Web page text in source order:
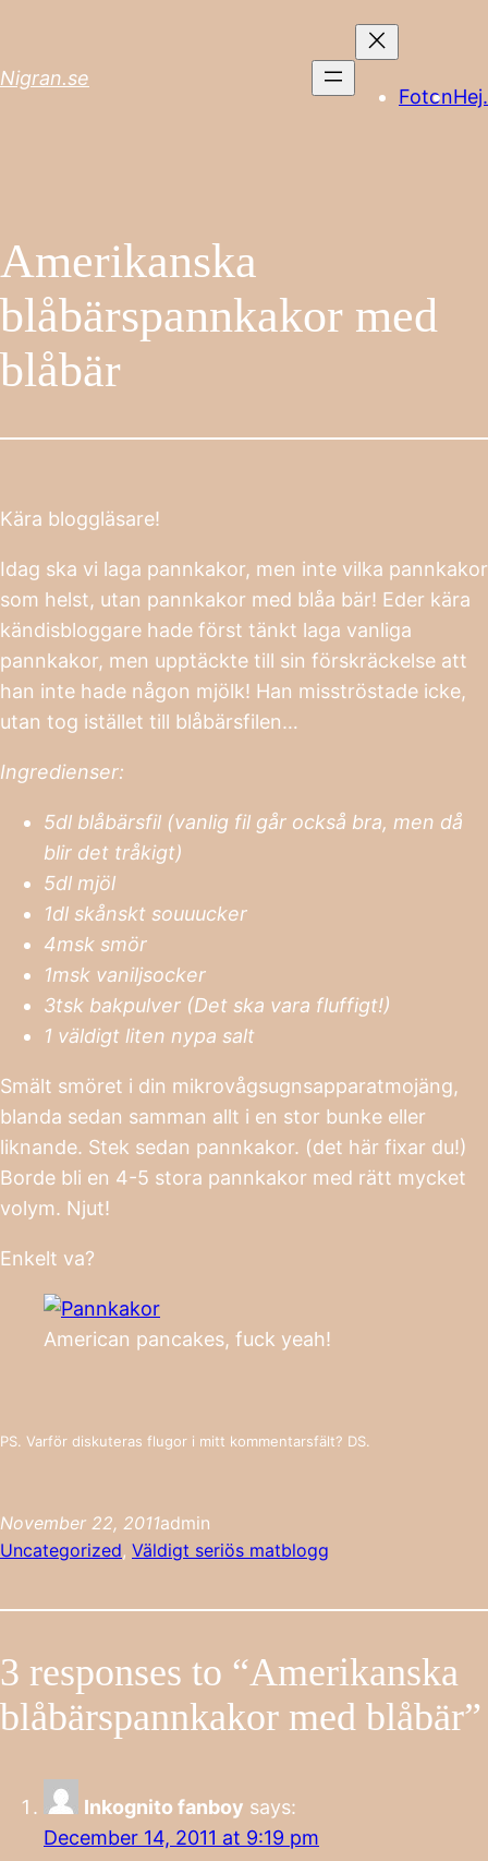
content
Nigran.se
FotonHej.
Amerikanska
blåbärspannkakor med
blåbär
Kära bloggläsare!
Idag ska vi laga pannkakor, men inte vilka pannkakor
som helst, utan pannkakor med blåa bär! Eder kära
kändisbloggare hade först tänkt laga vanliga
pannkakor, men upptäckte till sin förskräckelse att
han inte hade någon mjölk! Han misströstade icke,
utan tog istället till blåbärsfilen…
Ingredienser:
5dl blåbärsfil (vanlig fil går också bra, men då
blir det tråkigt)
5dl mjöl
1dl skånskt souuucker
4msk smör
1msk vaniljsocker
3tsk bakpulver (Det ska vara fluffigt!)
1 väldigt liten nypa salt
Smält smöret i din mikrovågsugnsapparatmojäng,
blanda sedan samman allt i en stor bunke eller
liknande. Stek sedan pannkakor. (det här fixar du!)
Borde bli en 4-5 stora pannkakor med rätt mycket
volym. Njut!
Enkelt va?
American pancakes, fuck yeah!
PS. Varför diskuteras flugor i mitt kommentarsfält? DS.
November 22, 2011admin
Uncategorized, Väldigt seriös matblogg
3 responses to “Amerikanska
blåbärspannkakor med blåbär”
Inkognito fanboy says:
December 14, 2011 at 9:19 pm